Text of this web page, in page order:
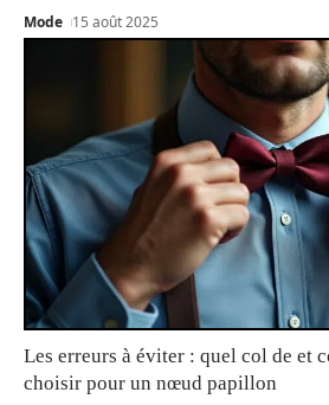
Mode 15 août 2025
Les erreurs à éviter : quel col de et
choisir pour un nœud papillon